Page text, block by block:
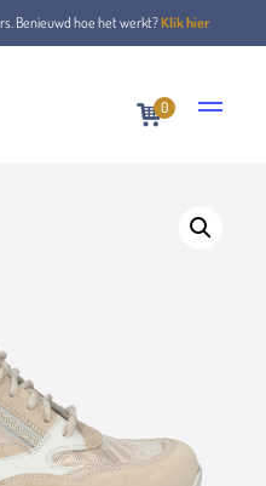
Benieuwd hoe het werkt?Klik hier
0